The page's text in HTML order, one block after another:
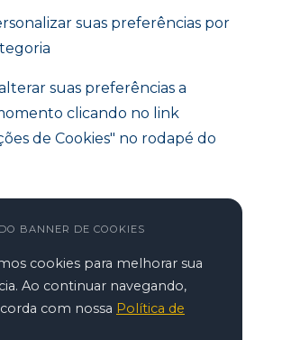
suas preferências por
suas preferências a
clicando no link
de Cookies" no rodapé do
BANNER DE COOKIES
cookies para melhorar sua
Ao continuar navegando,
com nossa Política de